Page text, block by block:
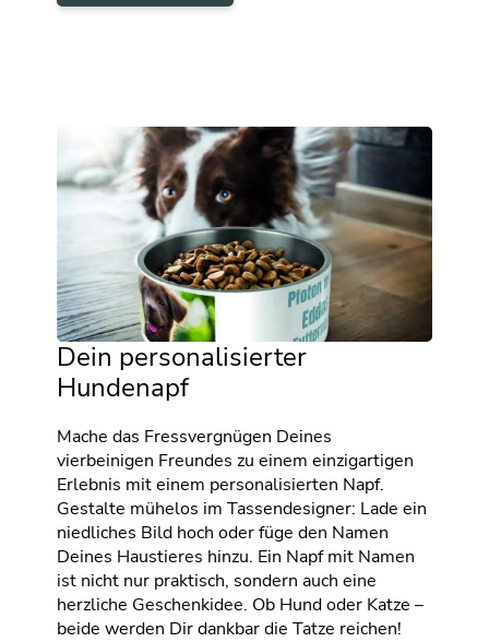
Dein personalisierter
Hundenapf
Mache das Fressvergnügen Deines
vierbeinigen Freundes zu einem einzigartigen
Erlebnis mit einem personalisierten Napf.
Gestalte mühelos im Tassendesigner: Lade ein
niedliches Bild hoch oder füge den Namen
Deines Haustieres hinzu. Ein Napf mit Namen
ist nicht nur praktisch, sondern auch eine
herzliche Geschenkidee. Ob Hund oder Katze –
beide werden Dir dankbar die Tatze reichen!